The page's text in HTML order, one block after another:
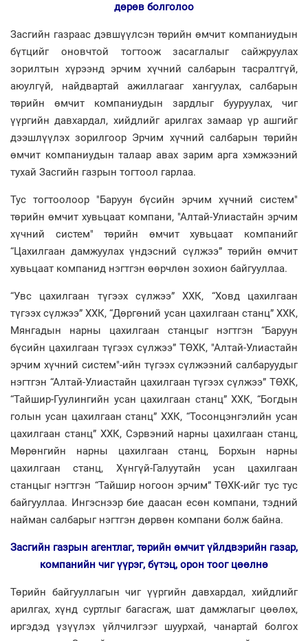
дөрөв болголоо
Засгийн газраас дэвшүүлсэн төрийн өмчит компаниудын
бүтцийг оновчтой тогтоож засаглалыг сайжруулах
зорилтын хүрээнд эрчим хүчний салбарын тасралтгүй,
аюулгүй, найдвартай ажиллагааг хангуулах, салбарын
төрийн өмчит компаниудын зардлыг бууруулах, чиг
үүргийн давхардал, хийдлийг арилгах замаар үр ашгийг
дээшлүүлэх зорилгоор Эрчим хүчний салбарын төрийн
өмчит компаниудын талаар авах зарим арга хэмжээний
тухай Засгийн газрын тогтоол гарлаа.
Тус тогтоолоор "Баруун бүсийн эрчим хүчний систем"
төрийн өмчит хувьцаат компани, "Алтай-Улиастайн эрчим
хүчний систем" төрийн өмчит хувьцаат компанийг
“Цахилгаан дамжуулах үндэсний сүлжээ” төрийн өмчит
хувьцаат компанид нэгтгэн өөрчлөн зохион байгууллаа.
“Увс цахилгаан түгээх сүлжээ” ХХК, “Ховд цахилгаан
түгээх сүлжээ” ХХК, “Дөргөний усан цахилгаан станц” ХХК,
Мянгадын нарны цахилгаан станцыг нэгтгэн “Баруун
бүсийн цахилгаан түгээх сүлжээ” ТӨХК, "Алтай-Улиастайн
эрчим хүчний систем"-ийн түгээх сүлжээний салбаруудыг
нэгтгэн “Алтай-Улиастайн цахилгаан түгээх сүлжээ” ТӨХК,
“Тайшир-Гуулингийн усан цахилгаан станц” ХХК, “Богдын
голын усан цахилгаан станц” ХХК, “Тосонцэнгэлийн усан
цахилгаан станц” ХХК, Сэрвэний нарны цахилгаан станц,
Мөрөнгийн нарны цахилгаан станц, Борхын нарны
цахилгаан станц, Хүнгүй-Галуутайн усан цахилгаан
станцыг нэгтгэн “Тайшир ногоон эрчим” ТӨХК-ийг тус тус
байгууллаа. Ингэснээр бие даасан есөн компани, тэдний
найман салбарыг нэгтгэн дөрвөн компани болж байна.
Засгийн газрын агентлаг, төрийн өмчит үйлдвэрийн газар,
компанийн чиг үүрэг, бүтэц, орон тоог цөөлнө
Төрийн байгууллагын чиг үүргийн давхардал, хийдлийг
арилгах, хүнд суртлыг багасгаж, шат дамжлагыг цөөлөх,
иргэдэд үзүүлэх үйлчилгээг шуурхай, чанартай болгох